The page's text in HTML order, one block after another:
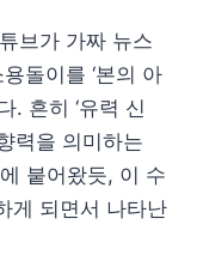
브가 가짜 뉴스
돌이를 ‘본의 아
. 흔히 ‘유력 신
력을 의미하는
붙어왔듯, 이 수
게 되면서 나타난